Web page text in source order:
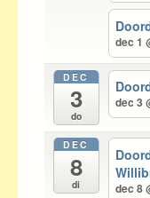
dec 1
DEC
3
do
dec 3
DEC
8
di dec 8